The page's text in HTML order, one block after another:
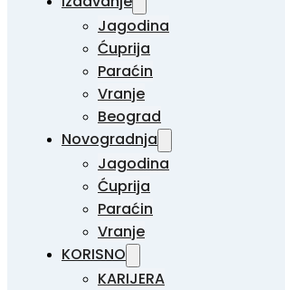
Jagodina
Ćuprija
Paraćin
Vranje
Beograd
Novogradnja
Jagodina
Ćuprija
Paraćin
Vranje
KORISNO
KARIJERA